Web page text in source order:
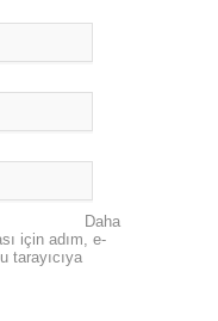
Daha
için adım, e-
tarayıcıya